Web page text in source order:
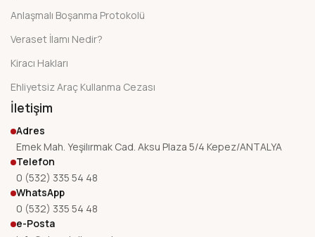
Anlaşmalı Boşanma Protokolü
Veraset İlamı Nedir?
Kiracı Hakları
Ehliyetsiz Araç Kullanma Cezası
İletişim
Adres
Emek Mah. Yeşilırmak Cad. Aksu Plaza 5/4 Kepez/ANTALYA
Telefon
0 (532) 335 54 48
WhatsApp
0 (532) 335 54 48
e-Posta